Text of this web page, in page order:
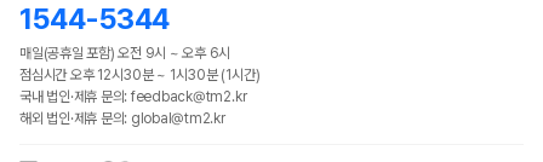
1544-5344
매일(공휴일 포함) 오전 9시 ~ 오후 6시
점심시간 오후 12시30분 ~ 1시30분 (1시간)
국내 법인·제휴 문의: feedback@tm2.kr
해외 법인·제휴 문의: global@tm2.kr